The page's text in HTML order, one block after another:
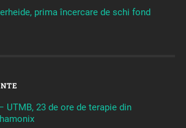
prima încercare de schi fond
UTMB, 23 de ore de terapie din